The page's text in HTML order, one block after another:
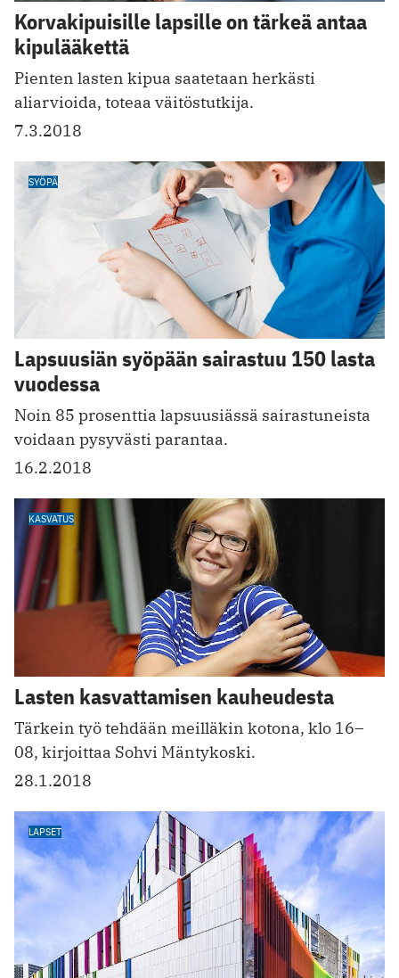
Korvakipuisille lapsille on tärkeä antaa
kipulääkettä
Pienten lasten kipua saatetaan herkästi
aliarvioida, toteaa väitöstutkija.
7.3.2018
SYÖPÄ
Lapsuusiän syöpään sairastuu 150 lasta
vuodessa
Noin 85 prosenttia lapsuusiässä sairastuneista
voidaan pysyvästi parantaa.
16.2.2018
KASVATUS
Lasten kasvattamisen kauheudesta
Tärkein työ tehdään meilläkin kotona, klo 16–
08, kirjoittaa Sohvi Mäntykoski.
28.1.2018
LAPSET